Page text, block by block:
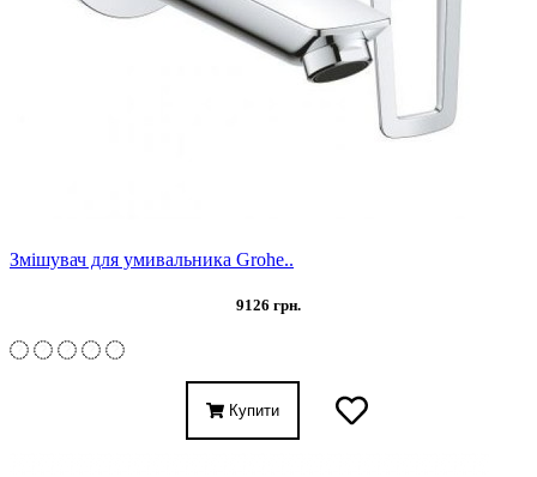
Змішувач для умивальника Grohe..
9126 грн.
Купити